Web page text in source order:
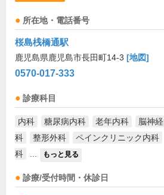
所在地・電話番号
桜島桟橋通駅
鹿児島県鹿児島市長田町14-3 [地図]
0570-017-333
診療科目
内科 糖尿病内科 老年内科 脳神
科
整形外科 ペインクリニック内科
科
もっと見る
診療/受付時間・休診日